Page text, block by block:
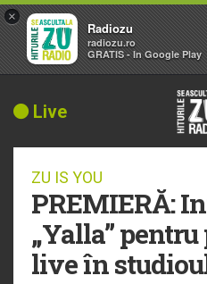
Live
ZU IS YOU
PREMIERĂ:
„Yalla”
live în
×
Radiozu
radiozu.ro
GRATIS - In Google Play